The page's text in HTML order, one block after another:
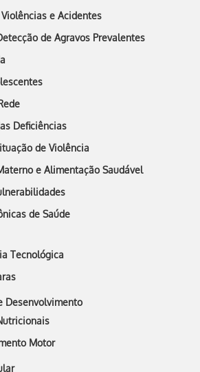
e Acidentes
de Agravos Prevalentes
Deficiências
de Violência
e Alimentação Saudável
de Saúde
Tecnológica
Desenvolvimento
Motor